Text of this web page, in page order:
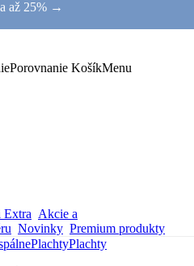
až 25% →
Porovnanie KošíkMenu
Extra Akcie a
Novinky Premium produkty
PlachtyPlachty